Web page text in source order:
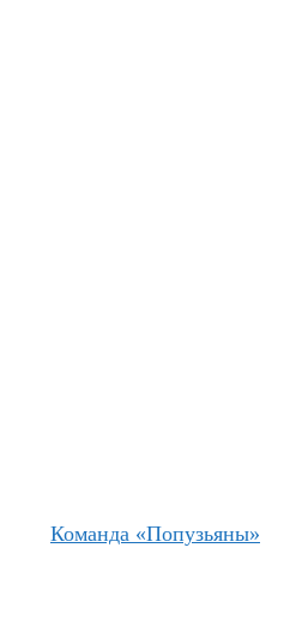
Команда «Попузьяны»